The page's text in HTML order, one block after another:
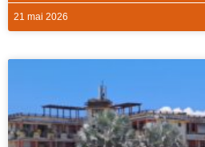
21 mai 2026